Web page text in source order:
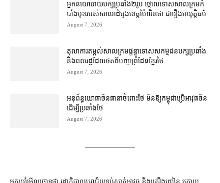
អ្នកនយោបាយ​បក្ស​ប្រឆាំង​២​រូប ថ្កោលទោស​សាលក្រម​កំ
បាំងមុខ​របស់​សាលាដំបូង​ខេត្ត​ប៉ៃលិន​ថា ជា​រឿង​អយុត្តិធម៌
August 7, 2026
តុលាការ​តម្កល់​សាលក្រម​ផ្ដន្ទាទោស​សកម្មជន​បក្ស​ប្រឆាំង​
និង​ពលរដ្ឋ​ដែល​ថត​ពី​បញ្ហា​ព្រំដែន​ខ្មែរ​ថៃ
August 7, 2026
អនុព័ន្ធយោធា​ចិន​ធានា​ចំពោះ​ថៃ មិន​ឱ្យ​កម្ពុជា​ប្រើ​អាវុធ​ចិន​
ដើម្បី​ប្រឆាំង​ថៃ ​
August 7, 2026